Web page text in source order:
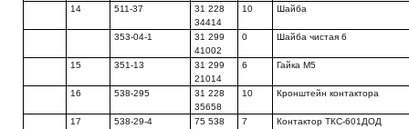
14 511-37
31 228
34414
10 Шайба
353-04-1
31 299
41002
0 Шайба чистая 6
15 351-13
31 299
21014
6 Гайка М5
16 538-295
31 228
35658
10 Кронштейн контактора
17 538-29-4
75 538
7 Контактор ТКС-601ДОД